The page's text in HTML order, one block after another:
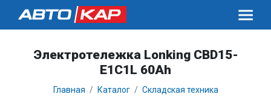
Электротележка Lonking CBD15-
E1C1L 60Ah
Главная Каталог
Складская техника